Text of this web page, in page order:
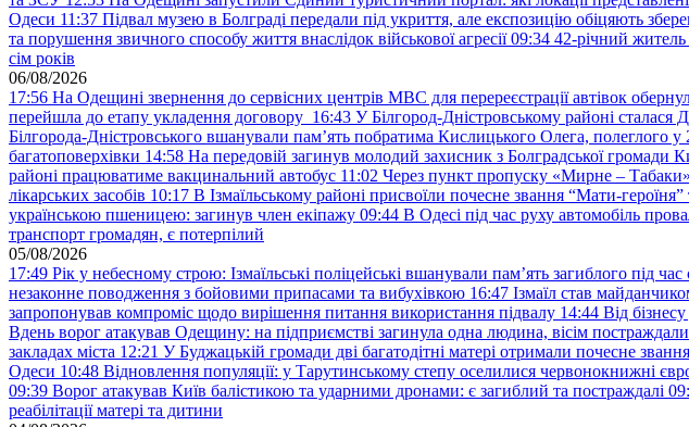
Одеси 11:37 Підвал музею в Болграді передали під укриття, але експозицію обіцяють
та порушення звичного способу життя внаслідок військової агресії 09:34 42-річний житель
сім років
06/08/2026
17:56 На Одещині звернення до сервісних центрів МВС для перереєстрації автівок
перейшла до етапу укладення договору 16:43 У Білгород-Дністровському районі
Білгорода-Дністровського вшанували пам’ять побратима Кислицького Олега, полеглого у
багатоповерхівки 14:58 На передовій загинув молодий захисник з Болградської
районі працюватиме вакцинальний автобус 11:02 Через пункт пропуску «Мирне –
лікарських засобів 10:17 В Ізмаїльському районі присвоїли почесне звання “Мати-
українською пшеницею: загинув член екіпажу 09:44 В Одесі під час руху автомобіль
транспорт громадян, є потерпілий
05/08/2026
17:49 Рік у небесному строю: Ізмаїльські поліцейські вшанували пам’ять загиблого під
незаконне поводження з бойовими припасами та вибухівкою 16:47 Ізмаїл став
запропонував компроміс щодо вирішення питання використання підвалу 14:44 Від
Вдень ворог атакував Одещину: на підприємстві загинула одна людина, вісім постраждали
закладах міста 12:21 У Буджацькій громади дві багатодітні матері отримали почесне
Одеси 10:48 Відновлення популяції: у Тарутинському степу оселилися червонокнижні
09:39 Ворог атакував Київ балістикою та ударними дронами: є загиблий та постраждалі
реабілітації матері та дитини